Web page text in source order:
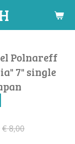
Polnareff
7" single
€ 8,00